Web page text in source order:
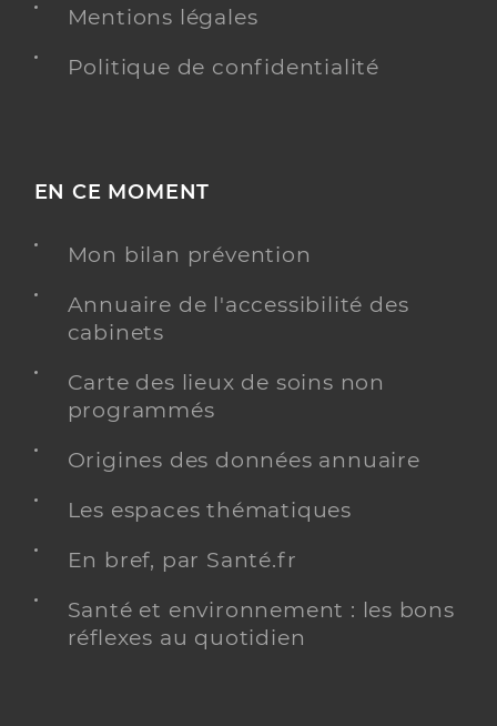
Mentions légales
Politique de confidentialité
EN CE MOMENT
Mon bilan prévention
Annuaire de l'accessibilité des
cabinets
Carte des lieux de soins non
programmés
Origines des données annuaire
Les espaces thématiques
En bref, par Santé.fr
Santé et environnement : les bons
réflexes au quotidien